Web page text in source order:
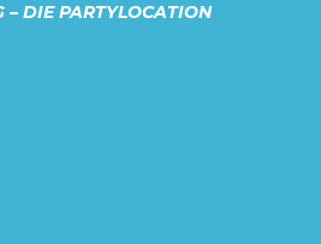
– DIE PARTYLOCATION